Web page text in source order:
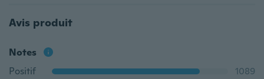
Avis produit
Notes
Positif
1089